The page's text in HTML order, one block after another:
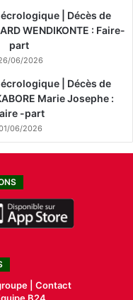
| Décès de
WENDIKONTE : Faire-
part
06/2026
| Décès de
Marie Josephe :
-part
06/2026
| Contact
B24